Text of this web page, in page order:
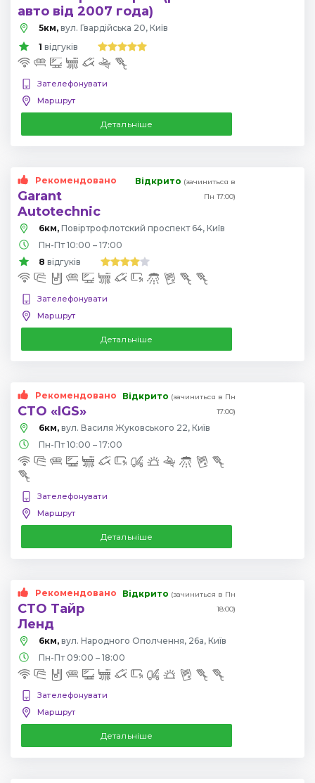
авто від 2007 года)
5км, вул. Гвардійська 20, Київ
1 відгуків
Зателефонувати
Маршрут
Детальніше
Рекомендовано
Garant
Autotechnic
Відкрито (зачиниться в
Пн 17:00)
6км,
Повіртрофлотский проспект 64, Київ
Пн-Пт 10:00 – 17:00
8 відгуків
Зателефонувати
Маршрут
Детальніше
Рекомендовано
СТО «IGS»
Відкрито (зачиниться в Пн
17:00)
6км, вул. Василя Жуковського 22, Київ
Пн-Пт 10:00 – 17:00
Зателефонувати
Маршрут
Детальніше
Рекомендовано
СТО Тайр
Ленд
Відкрито (зачиниться в Пн
18:00)
6км, вул. Народного Ополчення, 26а, Київ
Пн-Пт 09:00 – 18:00
Зателефонувати
Маршрут
Детальніше